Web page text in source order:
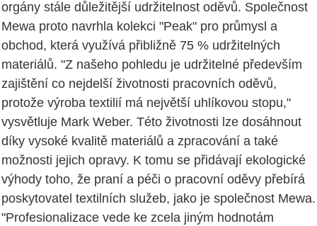
orgány stále důležitější udržitelnost oděvů. Společnost
Mewa proto navrhla kolekci "Peak" pro průmysl a
obchod, která využívá přibližně 75 % udržitelných
materiálů. "Z našeho pohledu je udržitelné především
zajištění co nejdelší životnosti pracovních oděvů,
protože výroba textilií má největší uhlíkovou stopu,"
vysvětluje Mark Weber. Této životnosti lze dosáhnout
díky vysoké kvalitě materiálů a zpracování a také
možnosti jejich opravy. K tomu se přidávají ekologické
výhody toho, že praní a péči o pracovní oděvy přebírá
poskytovatel textilních služeb, jako je společnost Mewa.
"Profesionalizace vede ke zcela jiným hodnotám